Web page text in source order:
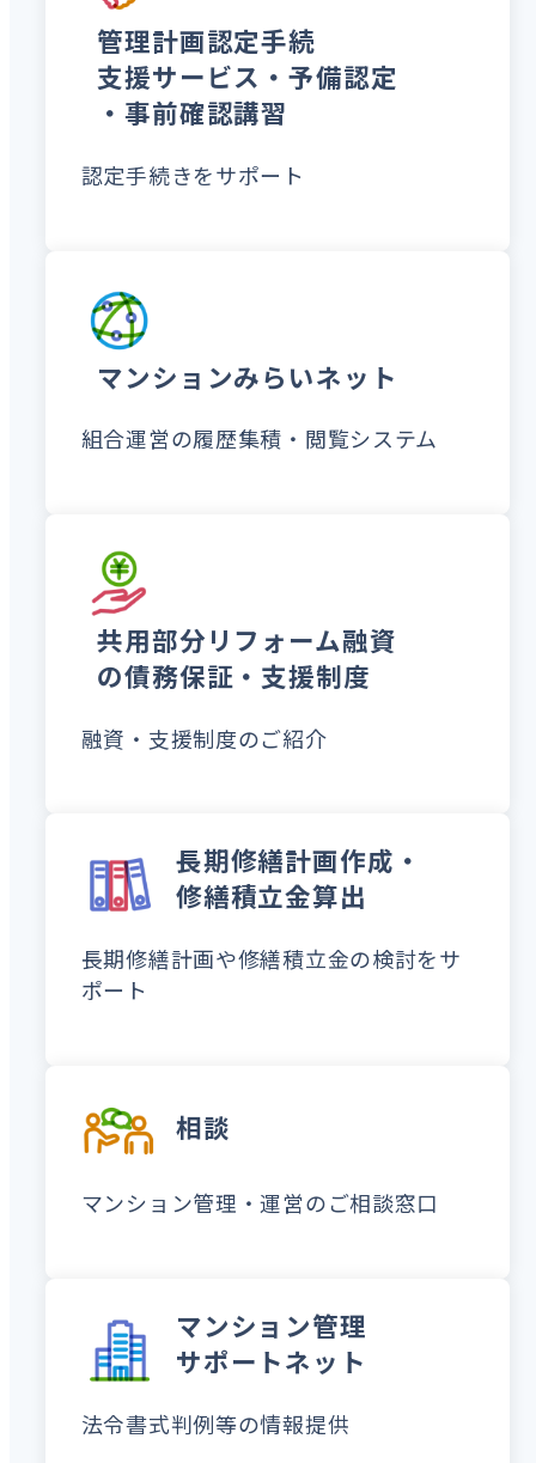
管理計画認定手続
支援サービス・予備認定
・事前確認講習
認定手続きをサポート
マンションみらいネット
組合運営の履歴集積・閲覧システム
共用部分リフォーム融資
の債務保証・支援制度
融資・支援制度のご紹介
長期修繕計画作成・
修繕積立金算出
長期修繕計画や修繕積立金の検討をサ
ポート
相談
マンション管理・運営のご相談窓口
マンション管理
サポートネット
法令書式判例等の情報提供